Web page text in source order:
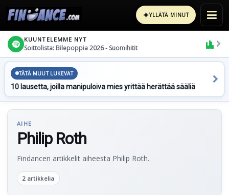
✦YLLÄTÄ MINUT
KUUNTELEMME NYT
Soittolista: Bilepoppia 2026 - Suomihitit
TÄTÄ MUUT LUKEVAT
10 lausetta, joilla manipuloiva mies yrittää herättää sääliä
AIHE
Philip Roth
Findancen artikkelit aiheesta Philip Roth.
2 artikkelia